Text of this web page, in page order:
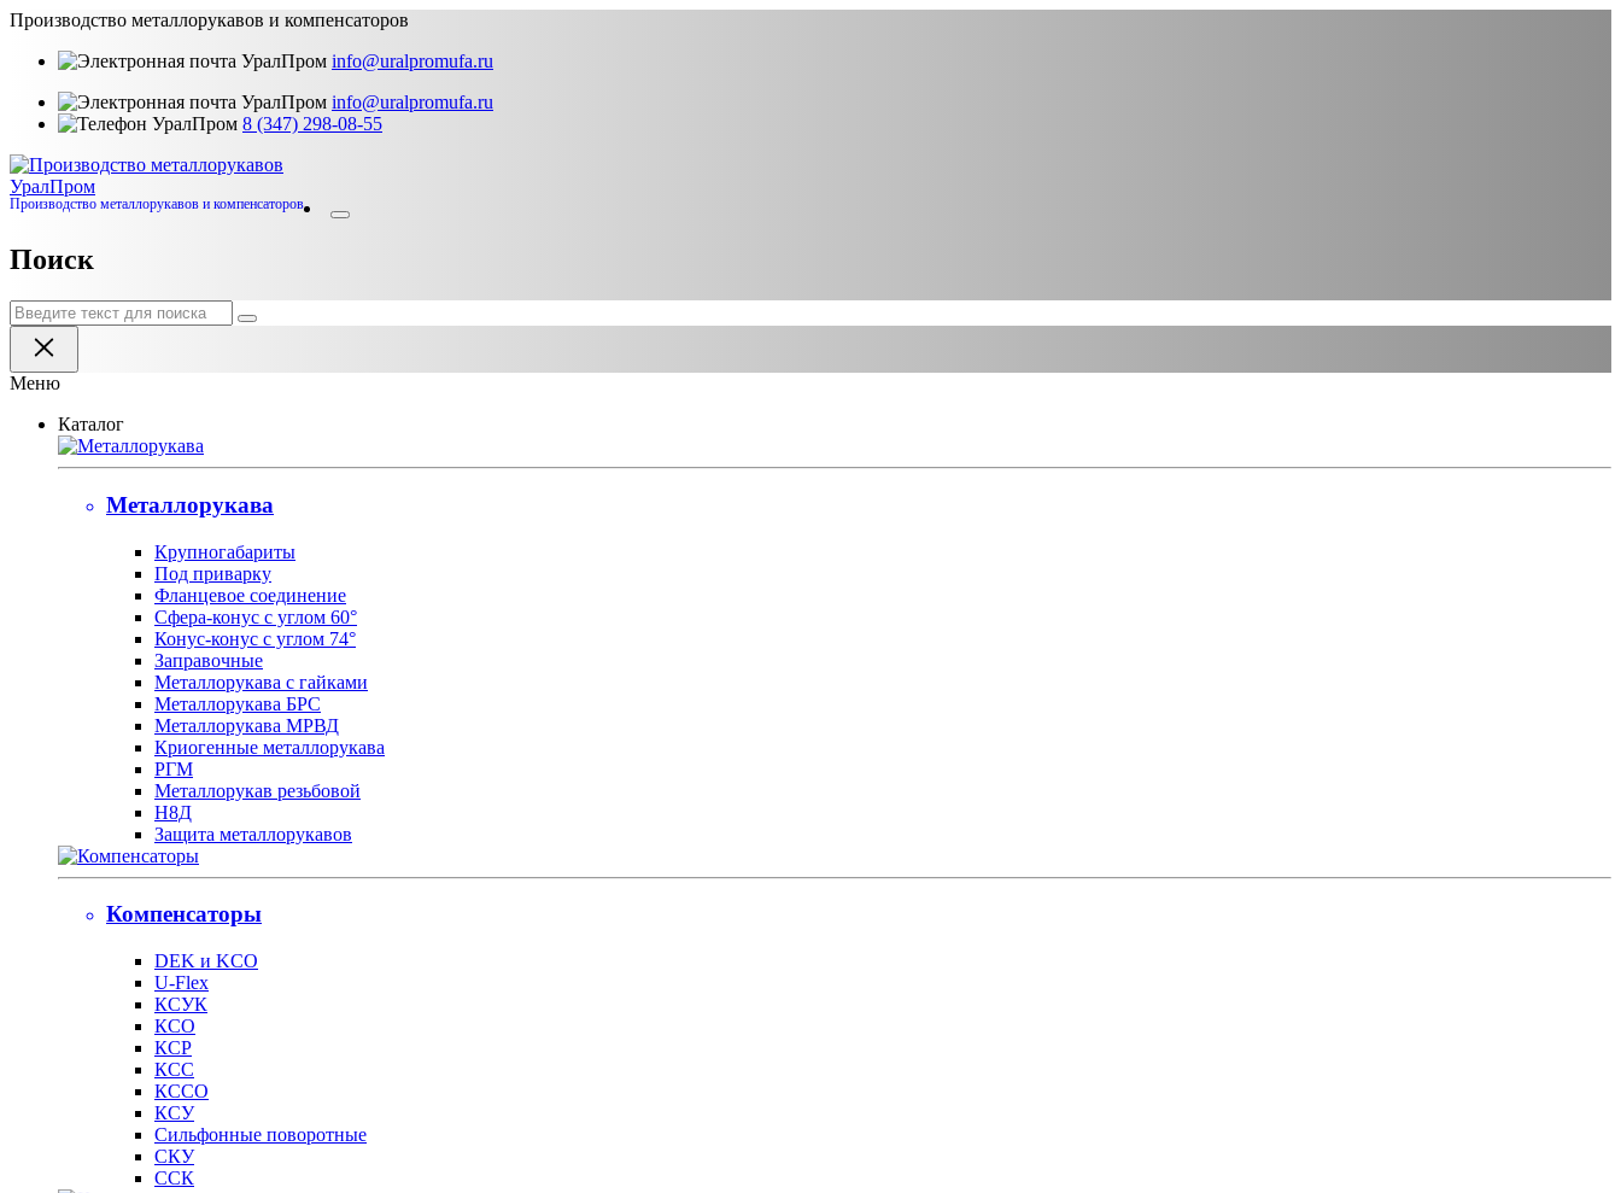
Производство металлорукавов и компенсаторов
info@uralpromufa.ru
info@uralpromufa.ru
8 (347) 298‑08‑55
УралПром
Производство металлорукавов и компенсаторов
Поиск
Меню
Каталог
Металлорукава
Крупногабариты
Под приварку
Фланцевое соединение
Сфера-конус с углом 60°
Конус-конус с углом 74°
Заправочные
Металлорукава с гайками
Металлорукава БРС
Металлорукава МРВД
Криогенные металлорукава
РГМ
Металлорукав резьбовой
Н8Д
Защита металлорукавов
Компенсаторы
DEK и KCO
U-Flex
КСУК
КСО
КСР
КСС
КССО
КСУ
Сильфонные поворотные
СКУ
ССК